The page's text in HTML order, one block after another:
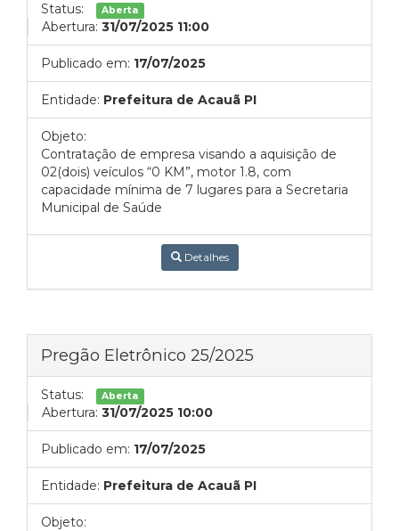
Status: Aberta
Abertura: 31/07/2025 11:00
Publicado em: 17/07/2025
Entidade: Prefeitura de Acauã PI
Objeto:
Contratação de empresa visando a aquisição de
02(dois) veículos “0 KM”, motor 1.8, com
capacidade mínima de 7 lugares para a Secretaria
Municipal de Saúde
Detalhes
Pregão Eletrônico 25/2025
Status: Aberta
Abertura: 31/07/2025 10:00
Publicado em: 17/07/2025
Entidade: Prefeitura de Acauã PI
Objeto: